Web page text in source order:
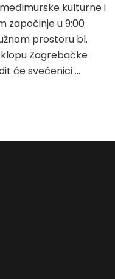
kulturne i
započinje u 9:00
prostoru bl.
Zagrebačke
će svećenici …